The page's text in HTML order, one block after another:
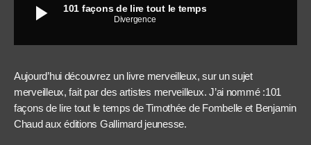
play_arrow 101 façons de lire tout le temps
Divergence
Aujourd’hui découvrez un livre merveilleux, sur un sujet
merveilleux, fait par des artistes merveilleux. J’ai nommé :101
façons de lire tout le temps de Timothée de Fombelle et Benjamin
Chaud aux éditions Gallimard jeunesse.